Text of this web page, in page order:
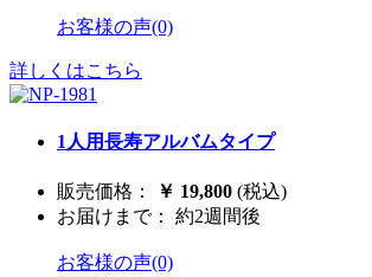
お客様の声(0)
詳しくはこちら
1人用長寿アルバムタイプ
販売価格： ￥ 19,800 (税込)
お届けまで： 約2週間後
お客様の声(0)